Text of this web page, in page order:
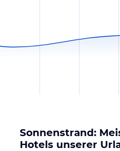
Sonnenstrand:
Hotels unserer